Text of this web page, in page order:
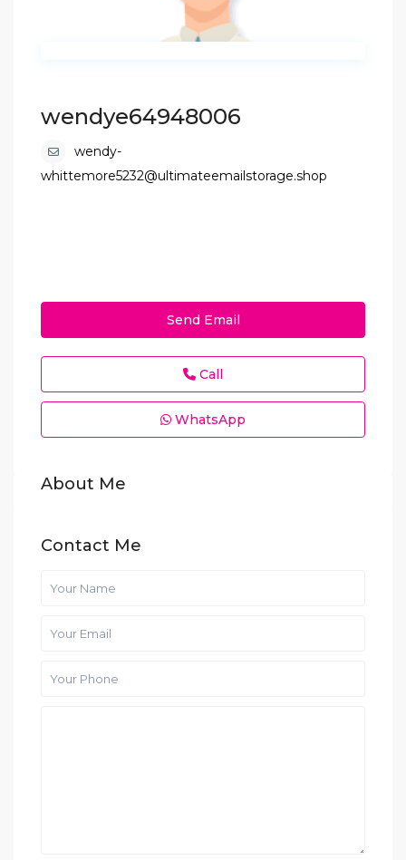
wendye64948006
wendy-
whittemore5232@ultimateemailstorage.shop
Send Email
Call
WhatsApp
About Me
Contact Me